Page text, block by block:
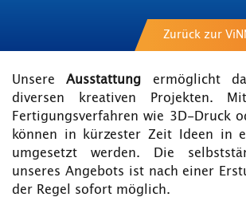
Zurück zur
UnsereAusstattung ermöglicht
diversen kreativen Projekten.
Fertigungsverfahren wie 3D-Druck
können in kürzester Zeit Ideen in
umgesetzt werden. Die
unseres Angebots ist nach einer
der Regel sofort möglich.